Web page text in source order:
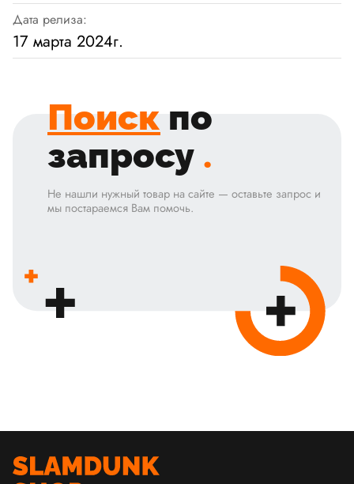
Дата релиза:
17 марта 2024г.
Поиск по
запросу .
Не нашли нужный товар на сайте — оставьте запрос и
мы постараемся Вам помочь.